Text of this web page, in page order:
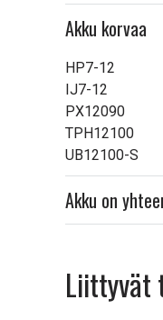
Ylijännitesuoja:
Koko: 151 x 98
Paino: 2,6 kg
Kapasiteetti: 10
Terminaali:
Elinvoimaa:
Suurin
Tuotetyyppi:
Merkki:
Akku korvaa
HP7-12
IJ7-12
PX12090
TPH12100
UB12100-S
Akku on
Liittyvät